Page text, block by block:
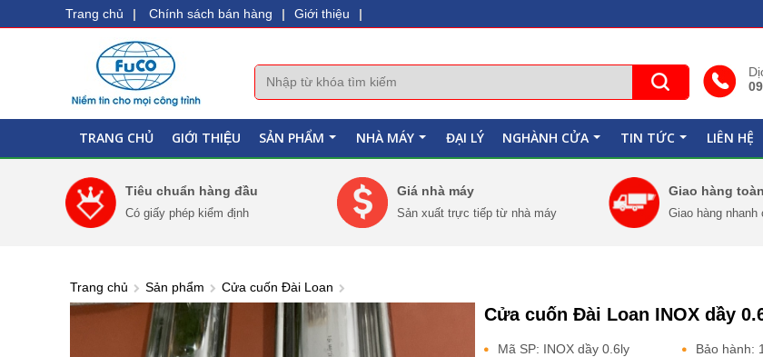
Trang chủ | Chính sách bán hàng | Giới thiệu |
TRANG CHỦ GIỚI THIỆU SẢN PHẨM NHÀ MÁY ĐẠI LÝ NGHÀNH CỬA TIN TỨC LIÊN HỆ
Tiêu chuẩn hàng đầu
Có giấy phép kiểm định
Giá nhà máy
Sản xuất trực tiếp từ nhà máy
Giao hàng
Giao hàng nhanh
Trang chủ Sản phẩm Cửa cuốn Đài Loan
Cửa cuốn Đài Loan INOX dầy
Mã SP: INOX dầy 0.6ly
Bảo hành: